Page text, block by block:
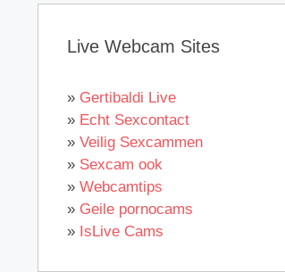
Live Webcam Sites
» Gertibaldi Live
» Echt Sexcontact
» Veilig Sexcammen
» Sexcam ook
» Webcamtips
» Geile pornocams
» IsLive Cams